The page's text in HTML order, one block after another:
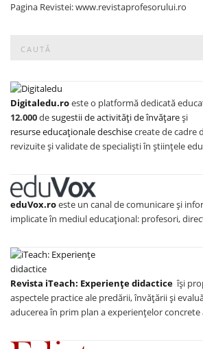
Pagina Revistei: www.revistaprofesorului.ro
for:
Digitaledu.roeste o platformă dedicată
12.000desugestii de activități de învățareși
resurse educaționale deschisecreate de cadre
revizuite și validate de specialiști în științele
eduVox.roeste un canal de comunicare și
implicate în mediul educațional: profesori,
Revista iTeach: Experienţe didactice îşi
aspectele practice ale predării, învăţării şi
aducerea în prim plan a experienţelor concrete